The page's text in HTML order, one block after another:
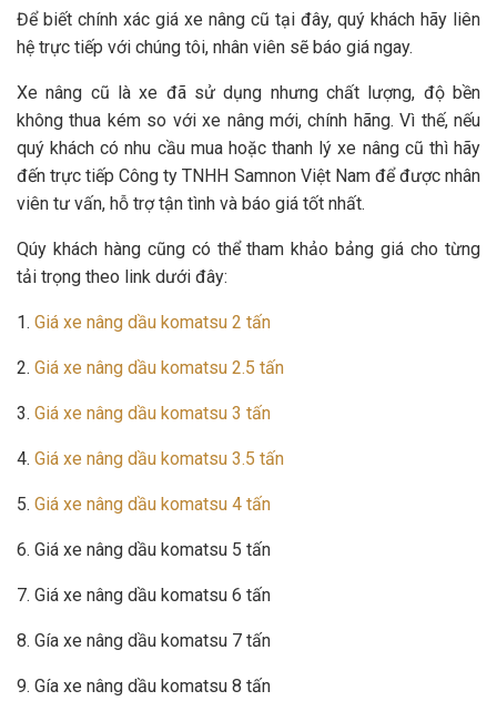
Để biết chính xác giá xe nâng cũ tại đây, quý khách hãy liên
hệ trực tiếp với chúng tôi, nhân viên sẽ báo giá ngay.
Xe nâng cũ là xe đã sử dụng nhưng chất lượng, độ bền
không thua kém so với xe nâng mới, chính hãng. Vì thế, nếu
quý khách có nhu cầu mua hoặc thanh lý xe nâng cũ thì hãy
đến trực tiếp Công ty TNHH Samnon Việt Nam để được nhân
viên tư vấn, hỗ trợ tận tình và báo giá tốt nhất.
Qúy khách hàng cũng có thể tham khảo bảng giá cho từng
tải trọng theo link dưới đây:
1. Giá xe nâng dầu komatsu 2 tấn
2. Giá xe nâng dầu komatsu 2.5 tấn
3. Giá xe nâng dầu komatsu 3 tấn
4. Giá xe nâng dầu komatsu 3.5 tấn
5. Giá xe nâng dầu komatsu 4 tấn
6. Giá xe nâng dầu komatsu 5 tấn
7. Giá xe nâng dầu komatsu 6 tấn
8. Gía xe nâng dầu komatsu 7 tấn
9. Gía xe nâng dầu komatsu 8 tấn